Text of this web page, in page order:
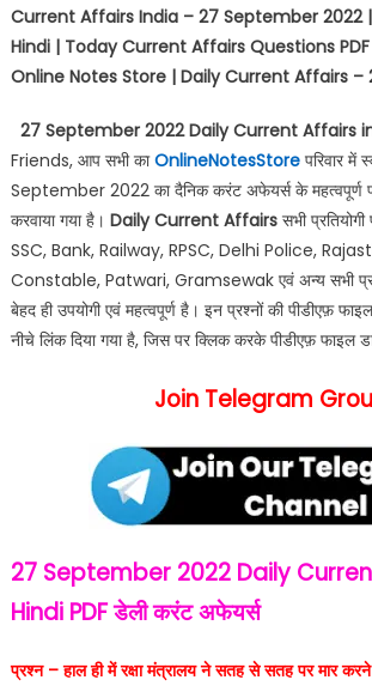
Current Affairs India – 27 September 2022
Hindi | Today Current Affairs Questions
Online Notes Store | Daily Current Affairs –
27 September 2022 Daily Current Affairs
Friends, आप सभी काOnlineNotesStoreपरिवार में
September 2022 का दैनिक करंट अफेयर्स के महत्वपूर्ण
करवाया गया है। Daily Current Affairsसभी
SSC, Bank, Railway, RPSC, Delhi Police,
Constable, Patwari, Gramsewak एवं अन्य सभी
बेहद ही उपयोगी एवं महत्वपूर्ण है। इन प्रश्नों की पीडीएफ़
नीचे लिंक दिया गया है, जिस पर क्लिक करके पीडीएफ़ फाइल
Join Telegram
27 September 2022 Daily
Hindi PDFडेली करंट अफेयर्स
प्रश्न – हाल ही में रक्षा मंत्रालय ने सतह से सतह पर मार करने